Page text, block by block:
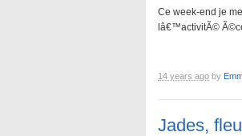
Ce week-end je
lâ€™activitÃ©
14 years ago by
Jades,